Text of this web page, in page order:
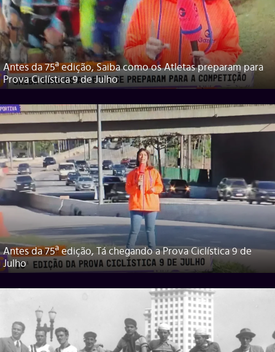
Antes da 75ª edição, Saiba como os Atletas preparam para
Prova Ciclística 9 de Julho
Antes da 75ª edição, Tá chegando a Prova Ciclística 9 de
Julho